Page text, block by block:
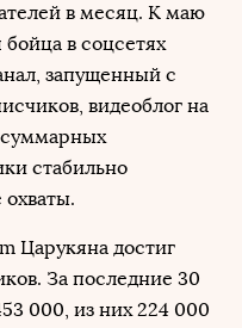
в месяц. К маю
в соцсетях
запущенный с
видеоблог на
суммарных
стабильно
Царукяна достиг
За последние 30
000, из них 224 000